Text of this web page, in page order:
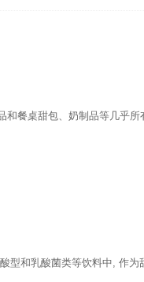
餐桌甜包、奶制品等几乎
型和乳酸菌类等饮料中, 作为